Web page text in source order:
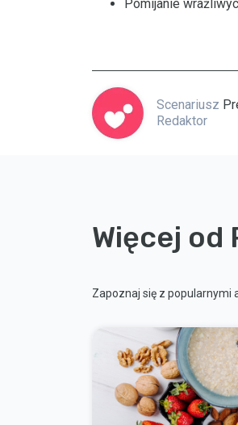
Pomijanie
Scenariusz
Redaktor
Więcej od
Zapoznaj się z popularnymi